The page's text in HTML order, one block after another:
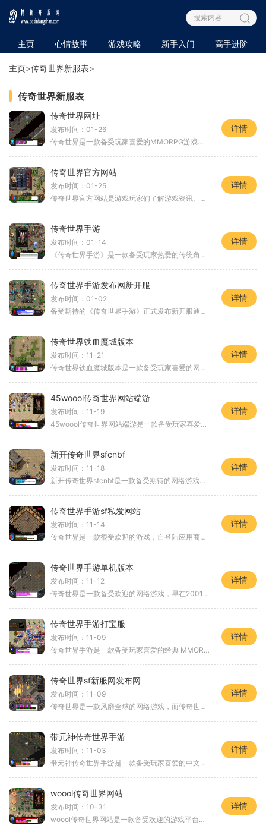
主页 心情故事 游戏攻略 新手入门 高手进阶
主页>传奇世界新服表>
传奇世界新服表
传奇世界网址
发布时间：01-26
传奇世界是一款备受玩家喜爱的MMORPG游戏，拥有着丰富的玩法和精美的画面。本文将向大家介绍传奇世界的具体玩法，帮助玩家更好地了解这款游戏。传奇世界拥有三大职业供玩家选择
详情
传奇世界官方网站
发布时间：01-25
传奇世界官方网站是游戏玩家们了解游戏资讯、参与互动交流以及下载客户端的主要渠道之一。作为一款有着广大玩家基础的大型多人在线角色扮演游戏，传奇世界拥有深厚的游戏底蕴
详情
传奇世界手游
发布时间：01-14
《传奇世界手游》是一款备受玩家热爱的传统角色扮演类手游。作为《传奇世界》系列的移动版，该游戏保留了原版的经典特色，并针对手机端做了优化和改进，使玩家能够随时随地畅
详情
传奇世界手游发布网新开服
发布时间：01-02
备受期待的《传奇世界手游》正式发布新开服通知，引起了广大游戏爱好者的热烈关注。《传奇世界手游》作为一款经典的网游，它将再次以全新的姿态登陆手机端，为玩家们带来精彩
详情
传奇世界铁血魔城版本
发布时间：11-21
传奇世界铁血魔城版本是一款备受玩家喜爱的网络游戏，它以魔幻的故事情节和刺激的战斗方式著称。在铁血魔城版本中，玩家将进入一个充满冒险和挑战的世界，与其他玩家一起战斗
详情
45woool传奇世界网站端游
发布时间：11-19
45woool传奇世界网站端游是一款备受玩家喜爱的经典传奇游戏。作为一款网站端游，它不仅延续了传奇游戏的经典玩法和精彩剧情，还加入了更多的创新元素，为玩家带来了全新的游戏体
详情
新开传奇世界sfcnbf
发布时间：11-18
新开传奇世界sfcnbf是一款备受期待的网络游戏，它为玩家们打造了一个全新的传奇世界，并提供了丰富的游戏玩法，带给玩家们不一样的游戏体验。无论是老传奇玩家还是新手玩家都能
详情
传奇世界手游sf私发网站
发布时间：11-14
传奇世界是一款很受欢迎的游戏，自登陆应用商店以来，一直备受玩家们的热爱和追捧。传奇世界手游sf私发网站正式上线，成为了广大玩家们争相关注的热点。让我们来了解一下传奇世
详情
传奇世界手游单机版本
发布时间：11-12
传奇世界是一款备受欢迎的网络游戏，早在2001年就问世并持续了许多年，拥有着众多的玩家群体。现传奇世界已经推出了手游单机版本，让玩家可以随时随地体验这个经典的游戏。本文
详情
传奇世界手游打宝服
发布时间：11-09
传奇世界手游是一款备受玩家喜爱的经典 MMORPG 游戏，现推出了深受玩家喜爱的打宝服。打宝服版本在原有的游戏基础上，加入了更多刺激有趣的玩法和丰富的奖励，让玩家们可以更好地
详情
传奇世界sf新服网发布网
发布时间：11-09
传奇世界是一款风靡全球的网络游戏，而传奇世界私服新服网发布网则为传奇世界玩家提供了一个全新的游戏环境。玩家们能够体验到与传奇世界官方服相似的游戏乐趣，还能够享受到
详情
带元神传奇世界手游
发布时间：11-03
带元神传奇世界手游是一款备受玩家喜爱的中文游戏。这款游戏以其独创的玩法和精美的画面而闻名，在众多手游中脱颖而出。让我们一起来深入了解带元神传奇世界手游的游戏特色和
详情
woool传奇世界网站
发布时间：10-31
woool传奇世界网站是一款备受欢迎的游戏平台，拥有令人着迷的游戏玩法。无论你是怀旧追忆经典，还是寻找一款新颖的游戏体验，woool传奇世界网站都能满足你的需求。woool传奇世界网
详情